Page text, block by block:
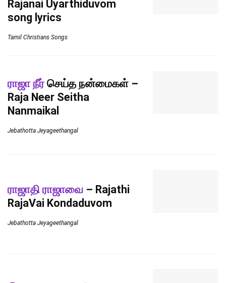
Rajanai Uyarthiduvom
song lyrics
Tamil Christians Songs
ராஜா நீர்செய்த நன்மைகள் –
Raja Neer Seitha
Nanmaikal
Jebathotta Jeyageethangal
ராஜாதி ராஜாவை – Rajathi
RajaVai Kondaduvom
Jebathotta Jeyageethangal